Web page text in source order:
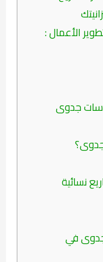
الأعمال :
جدوى
مشاريع نسائية
في